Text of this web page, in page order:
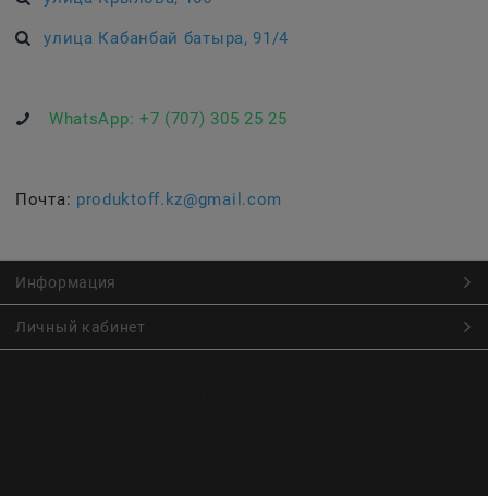
улица Кабанбай батыра, 91/4
WhatsApp: +7 (707) 305 25 25
Почта: produktoff.kz@gmail.com
Информация
Личный кабинет